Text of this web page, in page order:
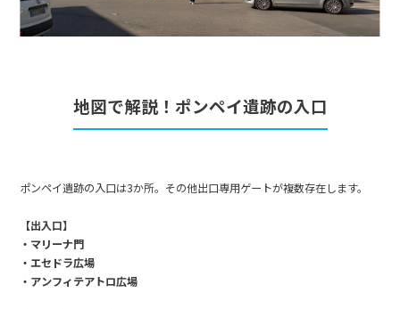
地図で解説！ポンペイ遺跡の入口
ポンペイ遺跡の入口は3か所。その他出口専用ゲートが複数存在します。
【出入口】
・マリーナ門
・エセドラ広場
・アンフィテアトロ広場